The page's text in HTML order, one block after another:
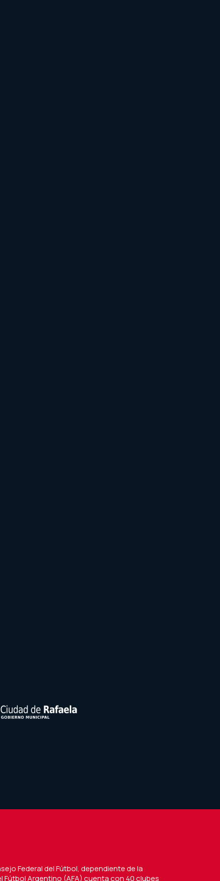
Federal del Fútbol, dependiente de la
Fútbol Argentino (AFA) cuenta con 40 clubes